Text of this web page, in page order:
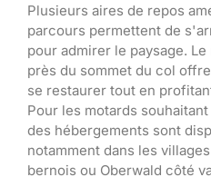
Plusieurs aires de repos
parcours permettent de
pour admirer le paysage.
près du sommet du col
se restaurer tout en
Pour les motards
des hébergements sont
notamment dans les
bernois ou Oberwald côté